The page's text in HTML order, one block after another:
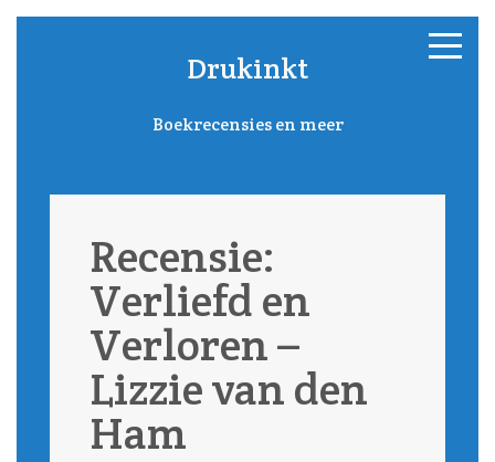
Drukinkt
Boekrecensies en meer
Recensie:
Verliefd en
Verloren –
Lizzie van den
Ham